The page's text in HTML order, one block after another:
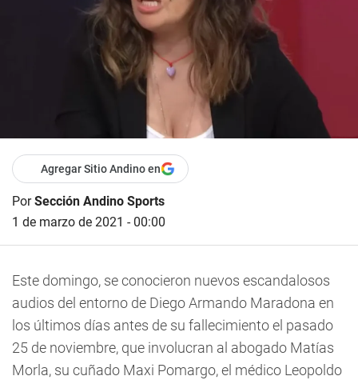
Agregar Sitio Andino en
PorSección Andino Sports
1 de marzo de 2021 - 00:00
Este domingo, se conocieron nuevos escandalosos
audios del entorno de Diego Armando Maradona en
los últimos días antes de su fallecimiento el pasado
25 de noviembre, que involucran al abogado Matías
Morla, su cuñado Maxi Pomargo, el médico Leopoldo